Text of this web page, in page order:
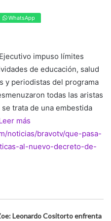
WhatsApp
impuso límites
de educación, salud
y periodistas del programa
todas las aristas
trata de una embestida
más
noticias/bravotv/que-pasa-
al-nuevo-decreto-de-
Leonardo Cositorto enfrenta